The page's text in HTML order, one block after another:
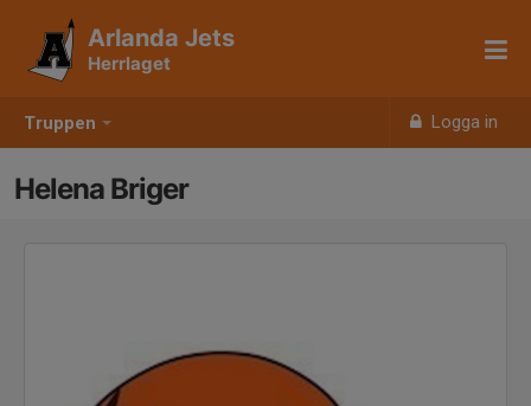
Truppen Logga in
Arlanda Jets
Herrlaget
Helena Briger